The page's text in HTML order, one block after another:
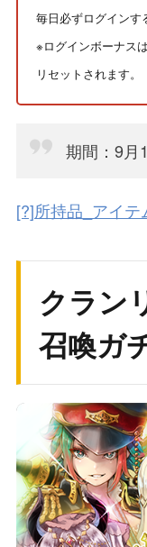
毎日必ずログインす
※ログインボーナス
リセットされます。
期間：9月
[?]所持品_アイテ
クラン
召喚ガ